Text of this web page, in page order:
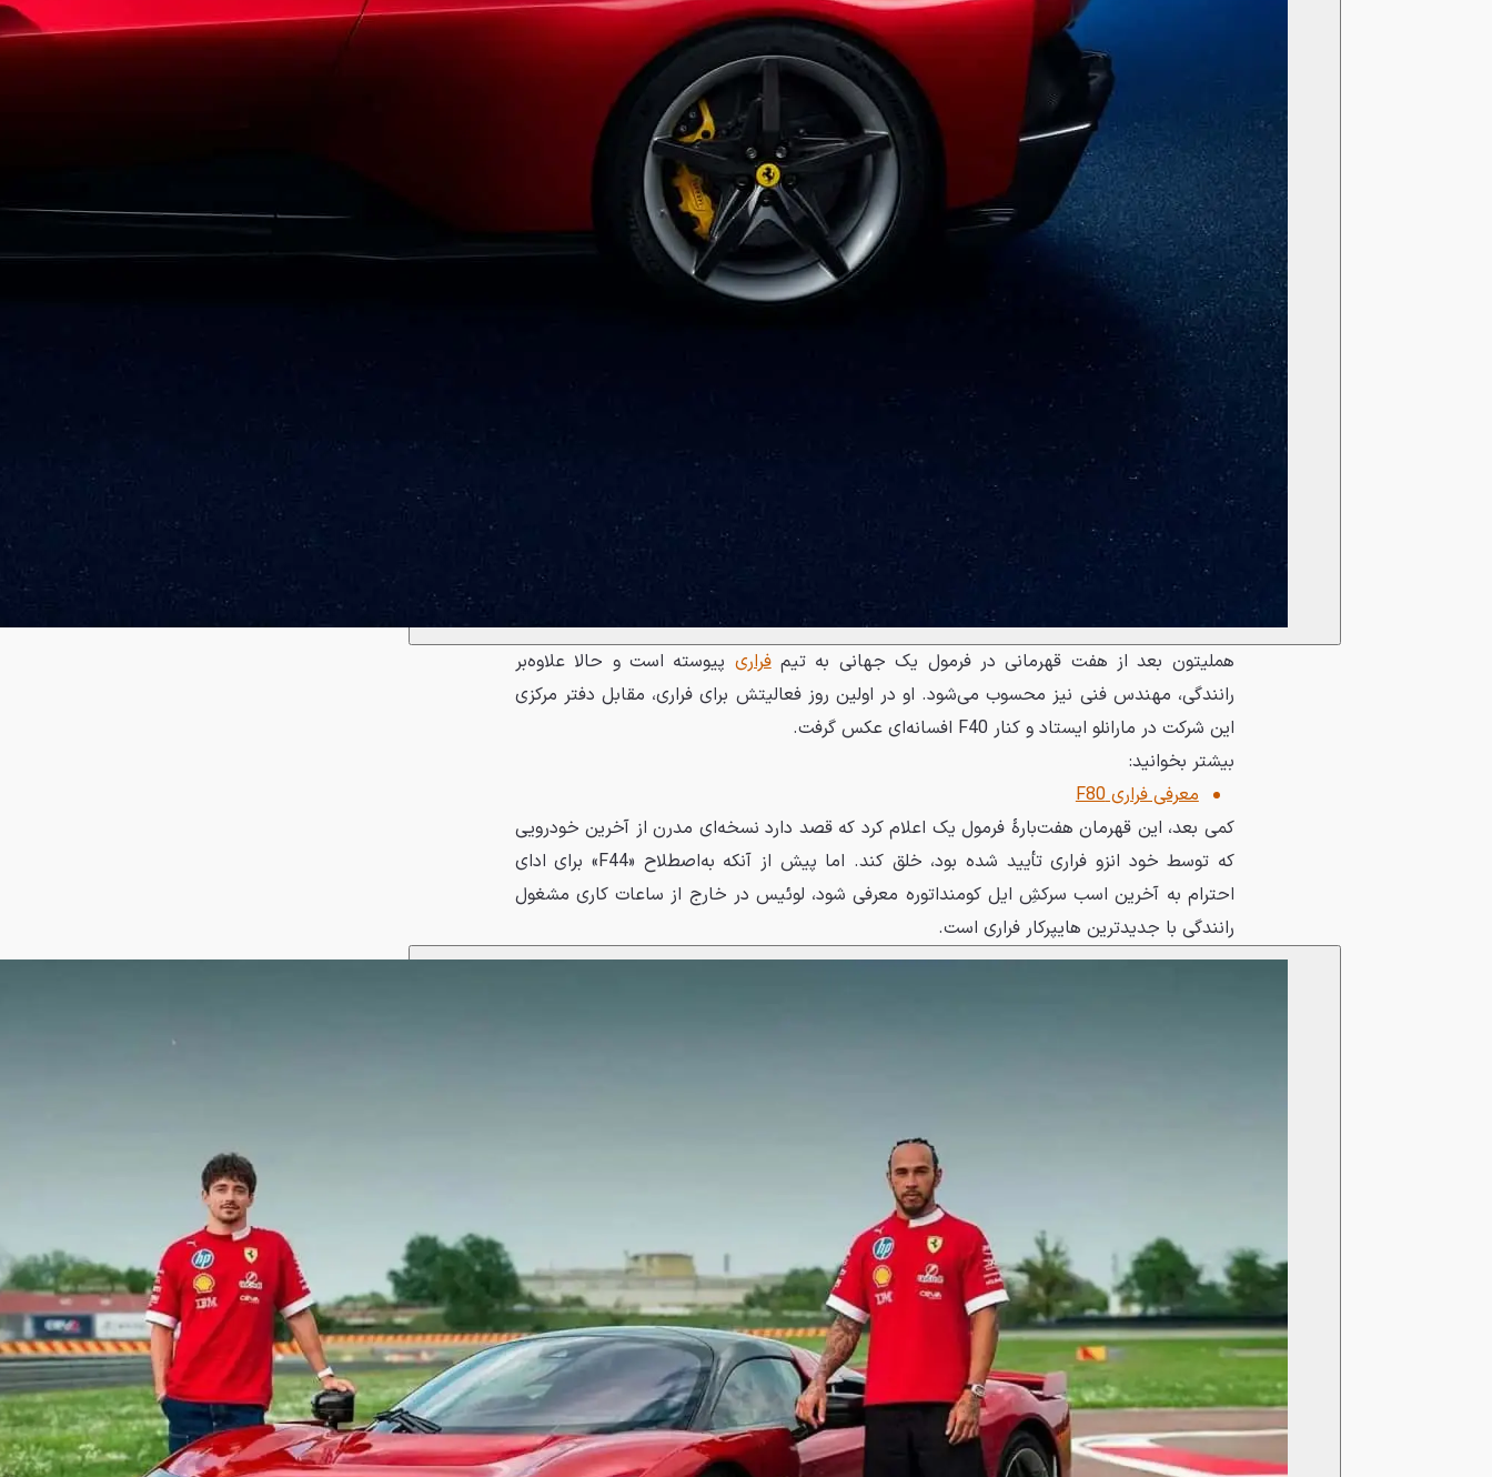
هملیتون بعد از هفت قهرمانی در فرمول یک جهانی به تیمفراری پیوسته است و حالا علاوه‌بر
رانندگی، مهندس فنی نیز محسوب می‌شود. او در اولین روز فعالیتش برای فراری، مقابل دفتر مرکزی
این شرکت در مارانلو ایستاد و کنار F40 افسانه‌ای عکس گرفت.
بیشتر بخوانید:
معرفی فراری F80
کمی بعد، این قهرمان هفت‌بارۀ فرمول یک اعلام کرد که قصد دارد نسخه‌ای مدرن از آخرین خودرویی
که توسط خود انزو فراری تأیید شده بود، خلق کند. اما پیش از آنکه به‌اصطلاح «F44» برای ادای
احترام به آخرین اسب سرکشِ ایل کومنداتوره معرفی شود، لوئیس در خارج از ساعات کاری مشغول
رانندگی با جدیدترین هایپرکار فراری است.